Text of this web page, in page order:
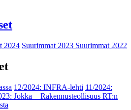
2024 Suurimmat 2023 Suurimmat 2022
12/2024: INFRA-lehti 11/2024:
Jokka − Rakennusteollisuus RT:n